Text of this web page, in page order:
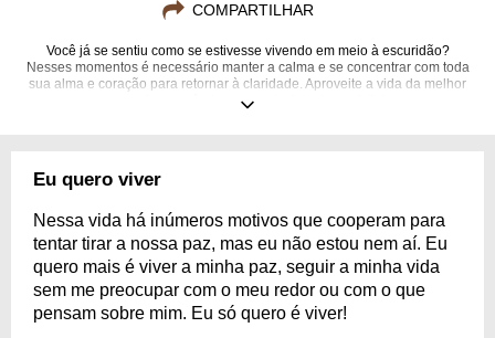
COMPARTILHAR
Você já se sentiu como se estivesse vivendo em meio à escuridão?
Nesses momentos é necessário manter a calma e se concentrar com toda
sua alma e coração para retornar à claridade. Aproveite a vida da melhor
maneira possível e nunca desista de ser feliz!
Eu quero viver
Nessa vida há inúmeros motivos que cooperam para
tentar tirar a nossa paz, mas eu não estou nem aí. Eu
quero mais é viver a minha paz, seguir a minha vida
sem me preocupar com o meu redor ou com o que
pensam sobre mim. Eu só quero é viver!